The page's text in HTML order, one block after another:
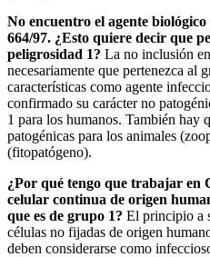
No encuentro el agente
664/97. ¿Esto quiere decir que
peligrosidad 1? La no inclusión
necesariamente que pertenezca al
características como agente
confirmado su carácter no
1 para los humanos. También hay
patogénicas para los animales
(fitopatógeno).
¿Por qué tengo que trabajar en
celular continua de origen
que es de grupo 1? El principio a
células no fijadas de origen
deben considerarse como